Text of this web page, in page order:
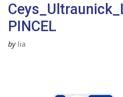
PINCEL
by lia